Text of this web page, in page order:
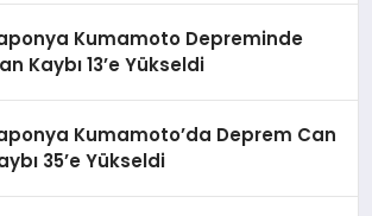
Kumamoto Depreminde
Kaybı 13’e Yükseldi
Kumamoto’da Deprem Can
35’e Yükseldi